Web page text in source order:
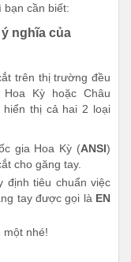
bạn cần biết:
nghĩa của
trên thị trường đều
Kỳ hoặc Châu
thị cả hai 2 loại
gia Hoa Kỳ (ANSI)
cho găng tay.
định tiêu chuẩn việc
tay được gọi là EN
một nhé!